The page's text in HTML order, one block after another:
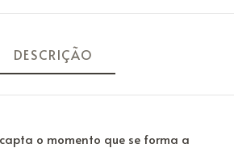
DESCRIÇÃO
o momento que se forma a